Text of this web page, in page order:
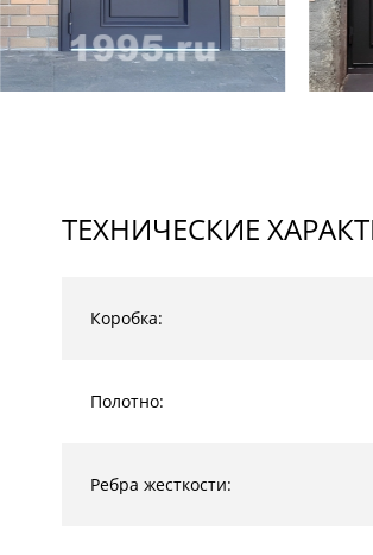
ТЕХНИЧЕСКИЕ
Коробка:
Полотно:
Ребра жесткости: